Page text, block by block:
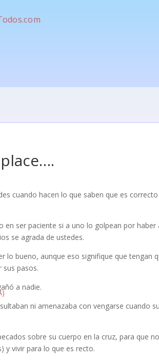
cuando hacen lo que saben que es
en ser paciente si a uno lo golpean por
se agrada de ustedes.
lo bueno, aunque eso signifique que tengan
sus pasos.
a nadie.
ni amenazaba con vengarse cuando
sobre su cuerpo en la cruz, para que
y vivir para lo que es recto.